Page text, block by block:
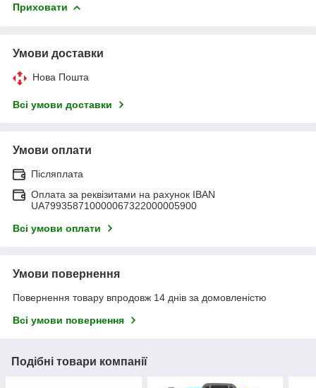
Приховати
Умови доставки
Нова Пошта
Всі умови доставки
Умови оплати
Післяплата
Оплата за реквізитами на рахунок IBAN
UA799358710000067322000005900
Всі умови оплати
Умови повернення
Повернення товару впродовж 14 днів за домовленістю
Всі умови повернення
Подібні товари компанії